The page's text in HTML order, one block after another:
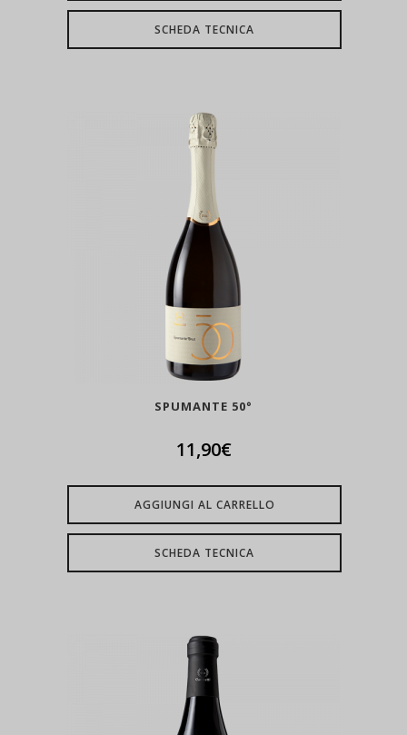
SCHEDA TECNICA
SPUMANTE 50°
11,90€
AGGIUNGI AL CARRELLO
SCHEDA TECNICA